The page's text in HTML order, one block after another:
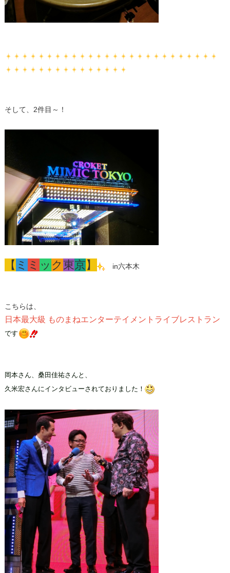
そして、2件目～！
【 ミ ミ ッ ク 東京】 in六本木
こちらは、
日本最大級 ものまねエンターテイメントライブレストラン
です
岡本さん、桑田佳祐さんと、
久米宏さんにインタビューされておりました！